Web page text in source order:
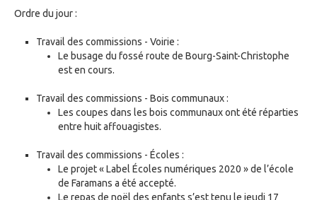
Ordre du jour :
Travail des commissions - Voirie :
Le busage du fossé route de Bourg-Saint-Christophe
est en cours.
Travail des commissions - Bois communaux :
Les coupes dans les bois communaux ont été réparties
entre huit affouagistes.
Travail des commissions - Écoles :
Le projet « Label Écoles numériques 2020 » de l’école
de Faramans a été accepté.
Le repas de noël des enfants s’est tenu le jeudi 17